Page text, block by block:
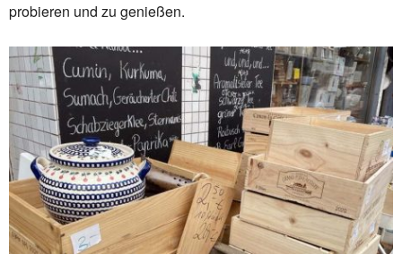
probieren und zu genießen.